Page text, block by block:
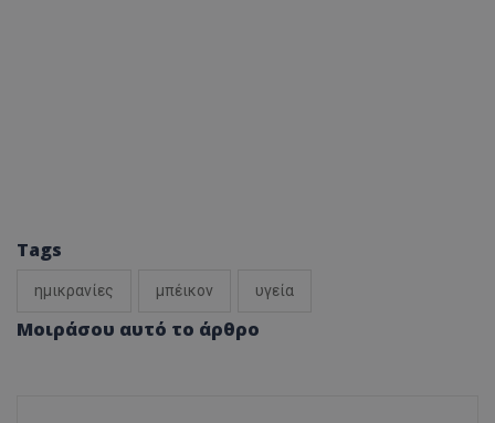
Tags
ημικρανίες μπέικον υγεία
Μοιράσου αυτό το άρθρο